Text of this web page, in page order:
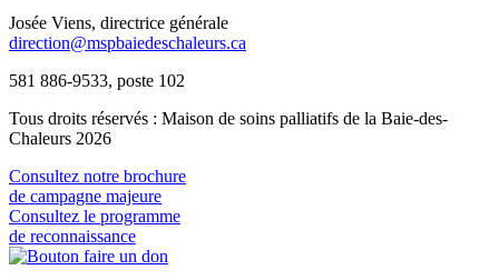
Josée Viens, directrice générale
direction@mspbaiedeschaleurs.ca
581 886-9533, poste 102
Tous droits réservés : Maison de soins palliatifs de la Baie-des-
Chaleurs 2026
Consultez notre brochure
de campagne majeure
Consultez le programme
de reconnaissance